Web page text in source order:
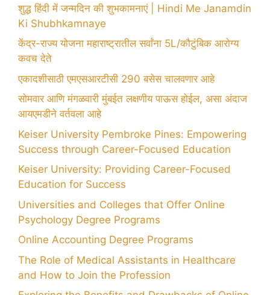
शुद्ध हिंदी में जन्मदिन की शुभकामनाएं | Hindi Me Janamdin
Ki Shubhkamnaye
केंद्र-राज्य योजना महाराष्ट्रातील सर्वांना 5L/कौटुंबिक आरोग्य
कवच देते
एकादशीसाठी एमएसआरटीसी 290 बसेस चालवणार आहे
सोमवार आणि मंगळवारी मुंबईत लक्षणीय पाऊस होईल, असा अंदाज
आयएमडीने वर्तवला आहे
Keiser University Pembroke Pines: Empowering
Success through Career-Focused Education
Keiser University: Providing Career-Focused
Education for Success
Universities and Colleges that Offer Online
Psychology Degree Programs
Online Accounting Degree Programs
The Role of Medical Assistants in Healthcare
and How to Join the Profession